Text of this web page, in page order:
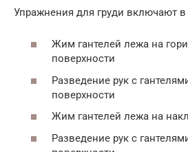
Упражнения для груди включают в
Жим гантелей лежа на
поверхности
Разведение рук с
поверхности
Жим гантелей лежа на
Разведение рук с